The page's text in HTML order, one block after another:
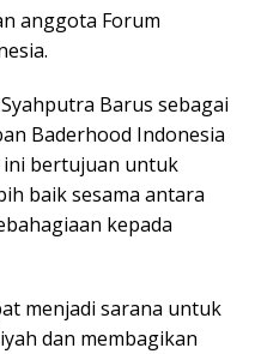
anggota Forum
Barus sebagai
Baderhood Indonesia
ini bertujuan untuk
baik sesama antara
kepada
menjadi sarana untuk
dan membagikan